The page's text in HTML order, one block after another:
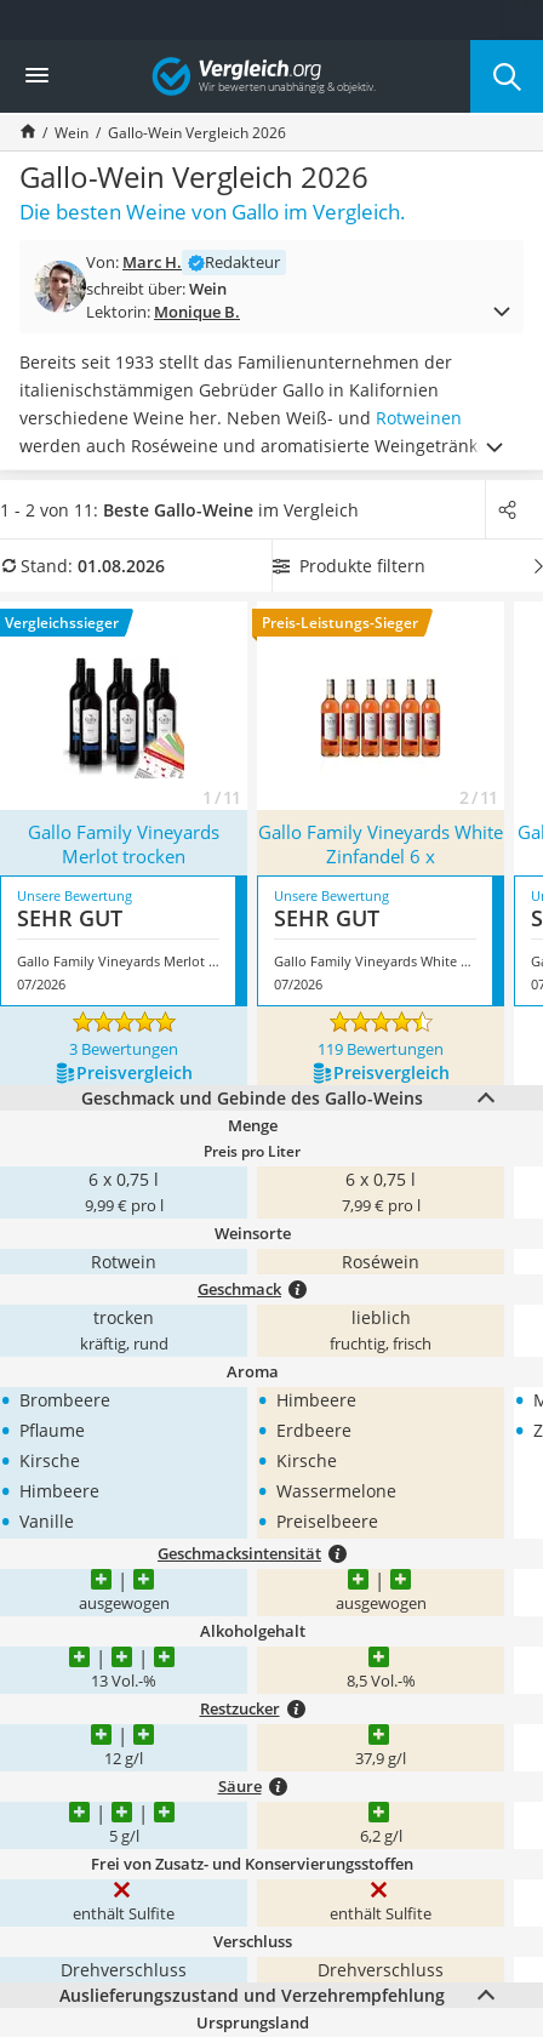
Die beliebtesten Vergleiche nach Kategorie
Lebensmittel
Schwarzkümmelöl
Knäckebrot
Schwarzkümmelöl-Kapseln
Manukahonig
Eiklar
Balsamico-Essig
Schwarzkümmelöl bio
Honig
Gemüsebrühe
Eiskaffee-Pulver
Irischer Whiskey
Grapefruitkernextrakt
Matcha-Set
MCT-Öl
Erythrit
Müsli ohne Zuckerzusatz
Vergleich
Wein Gallo-Wein Vergleich 2026
Gallo-Wein Vergleich 2026
Die besten Weine von Gallo im Vergleich.
Von: Marc H.
Redakteur
schreibt über:Wein
Lektorin: Monique B.
Bereits seit 1933 stellt das Familienunternehmen der
italienischstämmigen Gebrüder Gallo in Kalifornien
verschiedene Weine her. Neben Weiß- und Rotweinen
werden auch Roséweine und aromatisierte Weingetränke
angeboten, aus denen Sie wählen können. So finden Sie für
jeden Anlass undfür jeden Geschmack den richtigen Gallo-
wenn Sie diesen zu würzigem Käse oder herzhaften
Abfüllungen passt, Online-Tests zufolge, eher ein leichtes
Fisch-, Geflügel- oder Gemüsegericht. Überzeugt hat uns hier
im August 2026 besonders das Modell
Merlot trocken* mit seinen Eigenschaften.
1 - 2 von 11: Beste Gallo-Weine im Vergleich
Stand: 01.08.2026 Produkte filtern
Vergleichssieger
1 / 11
Preis-Leistungs-Sieger
2 / 11
Gallo Family Vineyards
Merlot trocken
Gallo Family Vineyards White
Zinfandel 6 x
Unsere Bewertung
SEHR GUT
Gallo Family Vineyards Merlot trocken
07/2026
Unsere Bewertung
SEHR GUT
Gallo Family Vineyards White Zinfandel 6 x
07/2026
3 Bewertungen 119 Bewertungen
Preis­vergleich
Preis­vergleich
Geschmack und Gebinde des Gallo-Weins
Menge
Preis pro Liter
6 x 0,75 l
9,99 € pro l
6 x 0,75 l
7,99 € pro l
Weinsorte
Rotwein Roséwein
Geschmack
trocken
kräftig, rund
lieblich
fruchtig, frisch
Aroma
• Brombeere
• Pflaume
• Kirsche
• Himbeere
• Vanille
• Himbeere
• Erdbeere
• Kirsche
• Wassermelone
• Preiselbeere
•
•
Geschmacksintensität
ausgewogen ausgewogen
Alkoholgehalt
13 Vol.-% 8,5 Vol.-%
Restzucker
12 g/l 37,9 g/l
Säure
5 g/l 6,2 g/l
Frei von Zusatz- und Konservierungsstoffen
enthält Sulfite enthält Sulfite
Verschluss
Drehverschluss
Drehverschluss
Auslieferungszustand und Verzehrempfehlung
Ursprungsland